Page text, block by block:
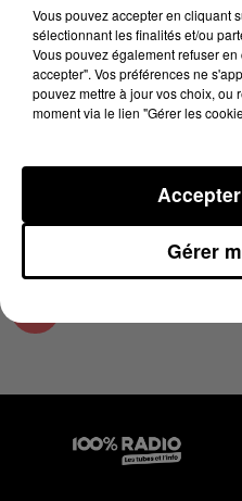
5 février 2024 - 2 min 22
LES INFOS DES
05/02/2024 À 12H00
Podcasts infos des
Vous pouvez accepter en cliquant
sélectionnant les finalités et/ou
Vous pouvez également refuser
accepter". Vos préférences ne
pouvez mettre à jour vos choix, ou
moment via le lien "Gérer les
Gérer